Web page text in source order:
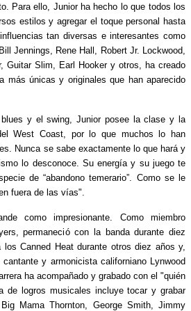
Para ello, Junior ha hecho lo que todos los
estilos y agregar el toque personal hasta
tan diversas e interesantes como
Jennings, Rene Hall, Robert Jr. Lockwood,
Guitar Slim, Earl Hooker y otros, ha creado
más únicas y originales que han aparecido
y el swing, Junior posee la clase y la
West Coast, por lo que muchos lo han
Nunca se sabe exactamente lo que hará y
lo desconoce. Su energía y su juego te
de “abandono temerario”. Como se le
fuera de las vías".
como impresionante. Como miembro
permaneció con la banda durante diez
Canned Heat durante otros diez años y,
y armonicista californiano Lynwood
ha acompañado y grabado con el "quién
de logros musicales incluye tocar y grabar
Mama Thornton, George Smith, Jimmy